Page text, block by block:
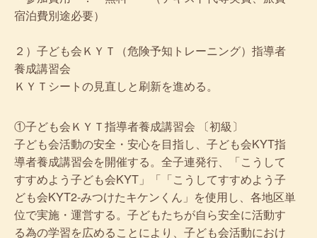
宿泊費別途必要）
２）子ども会ＫＹＴ（危険予知トレーニング）指導者
養成講習会
ＫＹＴシートの見直しと刷新を進める。
①子ども会ＫＹＴ指導者養成講習会 〔初級〕
子ども会活動の安全・安心を目指し、子ども会KYT指
導者養成講習会を開催する。全子連発行、「こうして
すすめよう子ども会KYT」「「こうしてすすめよう子
ども会KYT2-みつけたキケンくん」を使用し、各地区単
位で実施・運営する。子どもたちが自ら安全に活動す
る為の学習を広めることにより、子ども会活動におけ